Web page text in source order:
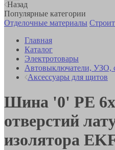
Назад
Популярные категории
Отделочные материалы
Главная
Каталог
Электротовары
Автовыключатели, УЗО,
Аксессуары для щитов
Шина '0' РЕ
отверстий
изолятора